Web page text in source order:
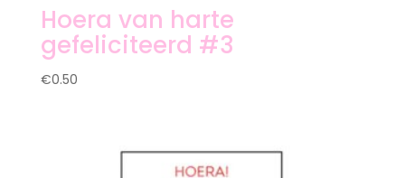
Hoera van harte
gefeliciteerd #3
€0.50